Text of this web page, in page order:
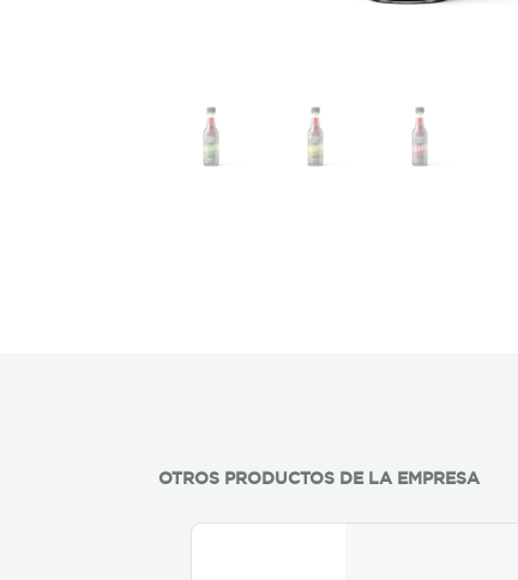
OTROS PRODUCTOS DE LA EMPRESA